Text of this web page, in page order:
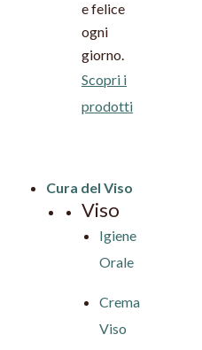
e felice
ogni
giorno.
Scopri i
prodotti
Cura del Viso
Viso
Igiene
Orale
Crema
Viso